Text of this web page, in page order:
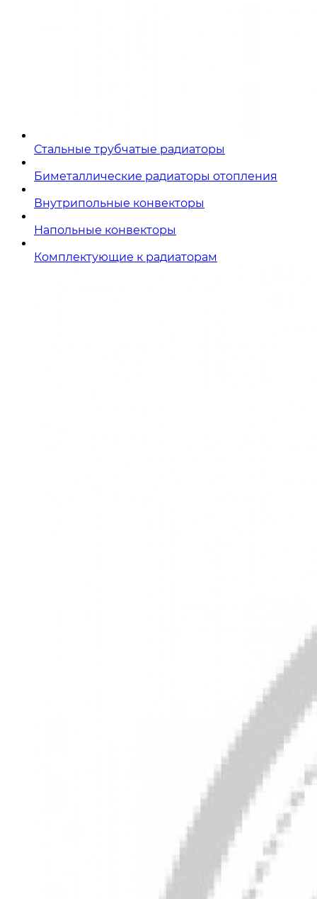
Стальные трубчатые радиаторы
Биметаллические радиаторы отопления
Внутрипольные конвекторы
Напольные конвекторы
Комплектующие к радиаторам